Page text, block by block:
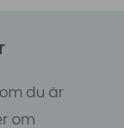
du är
om